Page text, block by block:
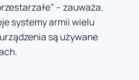
– zauważa.
systemy armii wielu
są używane